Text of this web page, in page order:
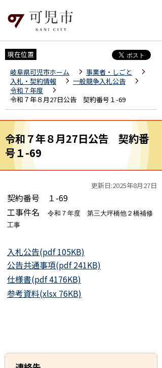
現在位置
岐阜県可児市ホーム
事業者・しごと
入札・契約情報
一般競争入札公告
令和７年度
令和７年８月27日公告 契約番号１-69
令和７年８月27日公告 契約番
号１-69
更新日:2025年8月27日
契約番号 １-69
工事件名
令和７年度 第三大坪橋他２橋補修
工事
入札公告(pdf 105KB)
公告共通事項(pdf 241KB)
仕様書(pdf 4176KB)
参考資料(xlsx 76KB)